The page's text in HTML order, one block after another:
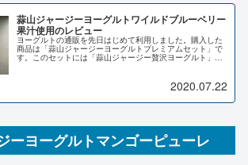
蒜山ジャージーヨーグルトワイルドブルーベリー
果汁使用のレビュー
ヨーグルトの通販を先日はじめて利用しました。購入した
商品は「蒜山ジャージーヨーグルトプレミアムセット」で
す。このセットには「蒜山ジャージー贅沢ヨーグルト」
2020.07.22
ーヨーグルトマンゴーピューレ